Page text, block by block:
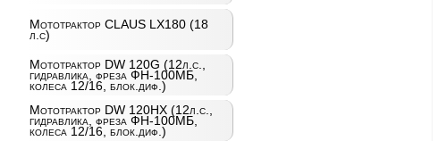
Мототрактор CLAUS LX180 (18
л.с)
Мототрактор DW 120G (12л.с.,
гидравлика, фреза ФН-100МБ,
колеса 12/16, блок.диф.)
Мототрактор DW 120HX (12л.с.,
гидравлика, фреза ФН-100МБ,
колеса 12/16, блок.диф.)